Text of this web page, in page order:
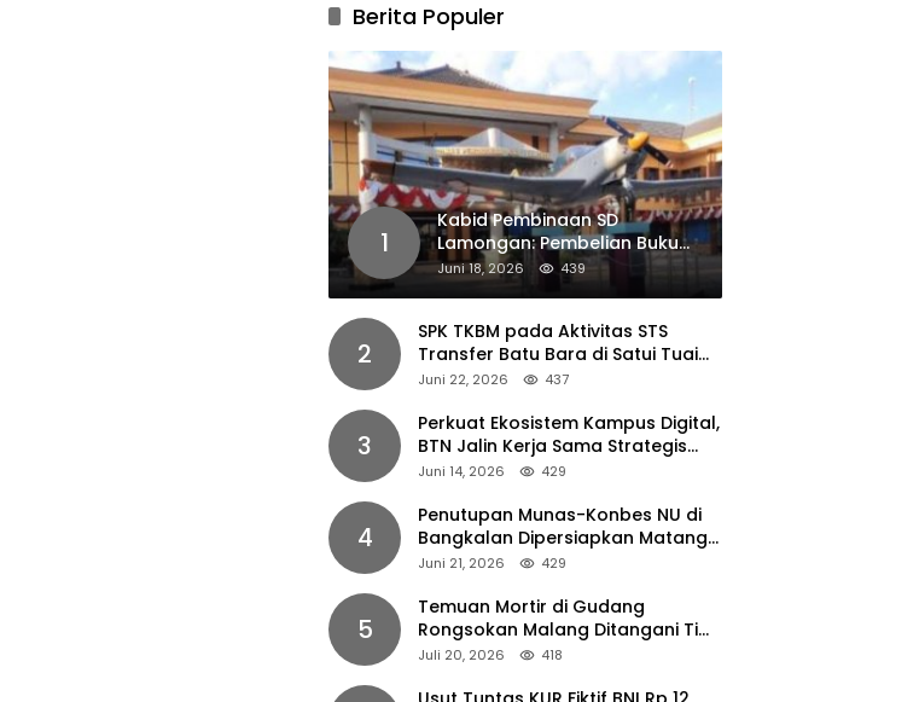
Berita Populer
1
Kabid Pembinaan SD
Lamongan: Pembelian Buku
Pendamping Tidak Boleh
Dipaksakan
Juni 18, 2026 439
2
SPK TKBM pada Aktivitas STS
Transfer Batu Bara di Satui Tuai
Sorotan
Juni 22, 2026 437
3
Perkuat Ekosistem Kampus Digital,
BTN Jalin Kerja Sama Strategis
dengan UNAIR
Juni 14, 2026 429
4
Penutupan Munas-Konbes NU di
Bangkalan Dipersiapkan Matang,
Gus Ipul Turun Tangan
Juni 21, 2026 429
5
Temuan Mortir di Gudang
Rongsokan Malang Ditangani Tim
Gegana Polda Jatim
Juli 20, 2026 418